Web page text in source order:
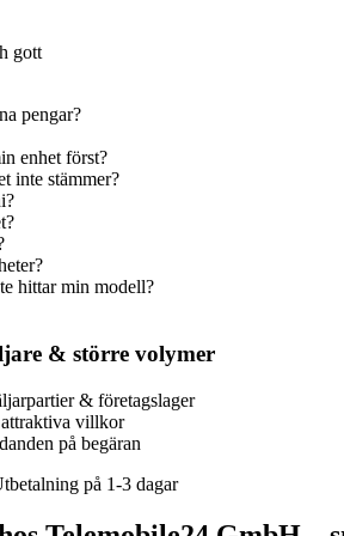
gott
pengar?
enhet först?
inte stämmer?
hittar min modell?
& större volymer
& företagslager
villkor
på begäran
på 1-3 dagar